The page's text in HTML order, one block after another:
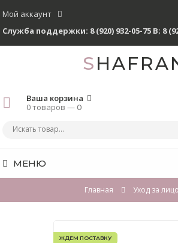
Мой аккаунт
Служба поддержки: 8 (920) 932-05-75 В; 8
Ваша корзина
0 товаров —0
МЕНЮ
Главная Уход за
ЖДЕМ ПОСТАВКУ